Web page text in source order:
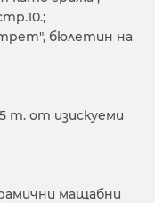
бюлетин на
т. от изискуеми
мащабни